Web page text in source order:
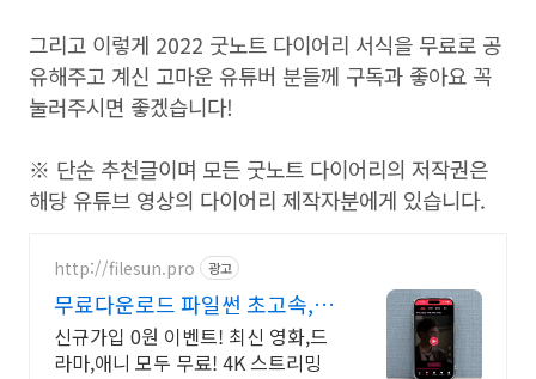
그리고 이렇게 2022 굿노트 다이어리 서식을 무료로 공
유해주고 계신 고마운 유튜버 분들께 구독과 좋아요 꼭
눌러주시면 좋겠습니다!
※ 단순 추천글이며 모든 굿노트 다이어리의 저작권은
해당 유튜브 영상의 다이어리 제작자분에게 있습니다.
http://filesun.pro 광고
무료다운로드 파일썬 초고속,
4K 실시간 보기!
신규가입 0원 이벤트! 최신 영화,드
라마,애니 모두 무료! 4K 스트리밍